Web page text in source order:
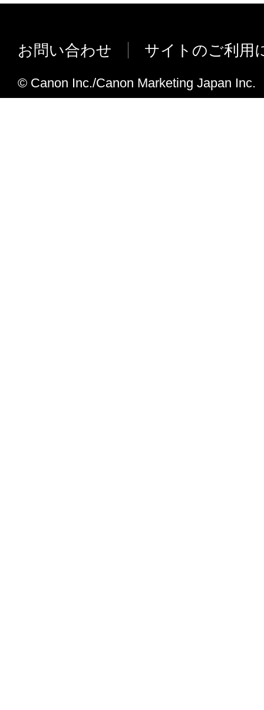
お問い合わせ サイトのご利用
© Canon Inc./Canon Marketing Japan Inc.